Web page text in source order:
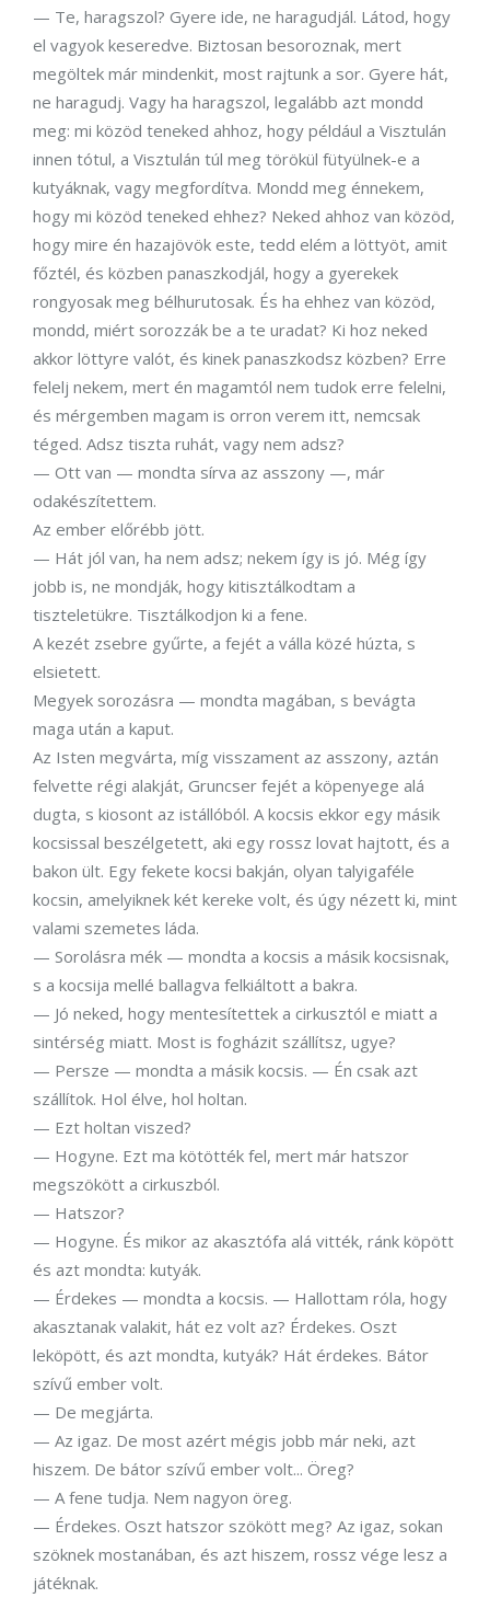
— Te, haragszol? Gyere ide, ne haragudjál. Látod, hogy
el vagyok keseredve. Biztosan besoroznak, mert
megöltek már mindenkit, most rajtunk a sor. Gyere hát,
ne haragudj. Vagy ha haragszol, legalább azt mondd
meg: mi közöd teneked ahhoz, hogy például a Visztulán
innen tótul, a Visztulán túl meg törökül fütyülnek-e a
kutyáknak, vagy megfordítva. Mondd meg énnekem,
hogy mi közöd teneked ehhez? Neked ahhoz van közöd,
hogy mire én hazajövök este, tedd elém a löttyöt, amit
főztél, és közben panaszkodjál, hogy a gyerekek
rongyosak meg bélhurutosak. És ha ehhez van közöd,
mondd, miért sorozzák be a te uradat? Ki hoz neked
akkor löttyre valót, és kinek panaszkodsz közben? Erre
felelj nekem, mert én magamtól nem tudok erre felelni,
és mérgemben magam is orron verem itt, nemcsak
téged. Adsz tiszta ruhát, vagy nem adsz?
— Ott van — mondta sírva az asszony —, már
odakészítettem.
Az ember előrébb jött.
— Hát jól van, ha nem adsz; nekem így is jó. Még így
jobb is, ne mondják, hogy kitisztálkodtam a
tiszteletükre. Tisztálkodjon ki a fene.
A kezét zsebre gyűrte, a fejét a válla közé húzta, s
elsietett.
Megyek sorozásra — mondta magában, s bevágta
maga után a kaput.
Az Isten megvárta, míg visszament az asszony, aztán
felvette régi alakját, Gruncser fejét a köpenyege alá
dugta, s kiosont az istállóból. A kocsis ekkor egy másik
kocsissal beszélgetett, aki egy rossz lovat hajtott, és a
bakon ült. Egy fekete kocsi bakján, olyan talyigaféle
kocsin, amelyiknek két kereke volt, és úgy nézett ki, mint
valami szemetes láda.
— Sorolásra mék — mondta a kocsis a másik kocsisnak,
s a kocsija mellé ballagva felkiáltott a bakra.
— Jó neked, hogy mentesítettek a cirkusztól e miatt a
sintérség miatt. Most is fogházit szállítsz, ugye?
— Persze — mondta a másik kocsis. — Én csak azt
szállítok. Hol élve, hol holtan.
— Ezt holtan viszed?
— Hogyne. Ezt ma kötötték fel, mert már hatszor
megszökött a cirkuszból.
— Hatszor?
— Hogyne. És mikor az akasztófa alá vitték, ránk köpött
és azt mondta: kutyák.
— Érdekes — mondta a kocsis. — Hallottam róla, hogy
akasztanak valakit, hát ez volt az? Érdekes. Oszt
leköpött, és azt mondta, kutyák? Hát érdekes. Bátor
szívű ember volt.
— De megjárta.
— Az igaz. De most azért mégis jobb már neki, azt
hiszem. De bátor szívű ember volt... Öreg?
— A fene tudja. Nem nagyon öreg.
— Érdekes. Oszt hatszor szökött meg? Az igaz, sokan
szöknek mostanában, és azt hiszem, rossz vége lesz a
játéknak.